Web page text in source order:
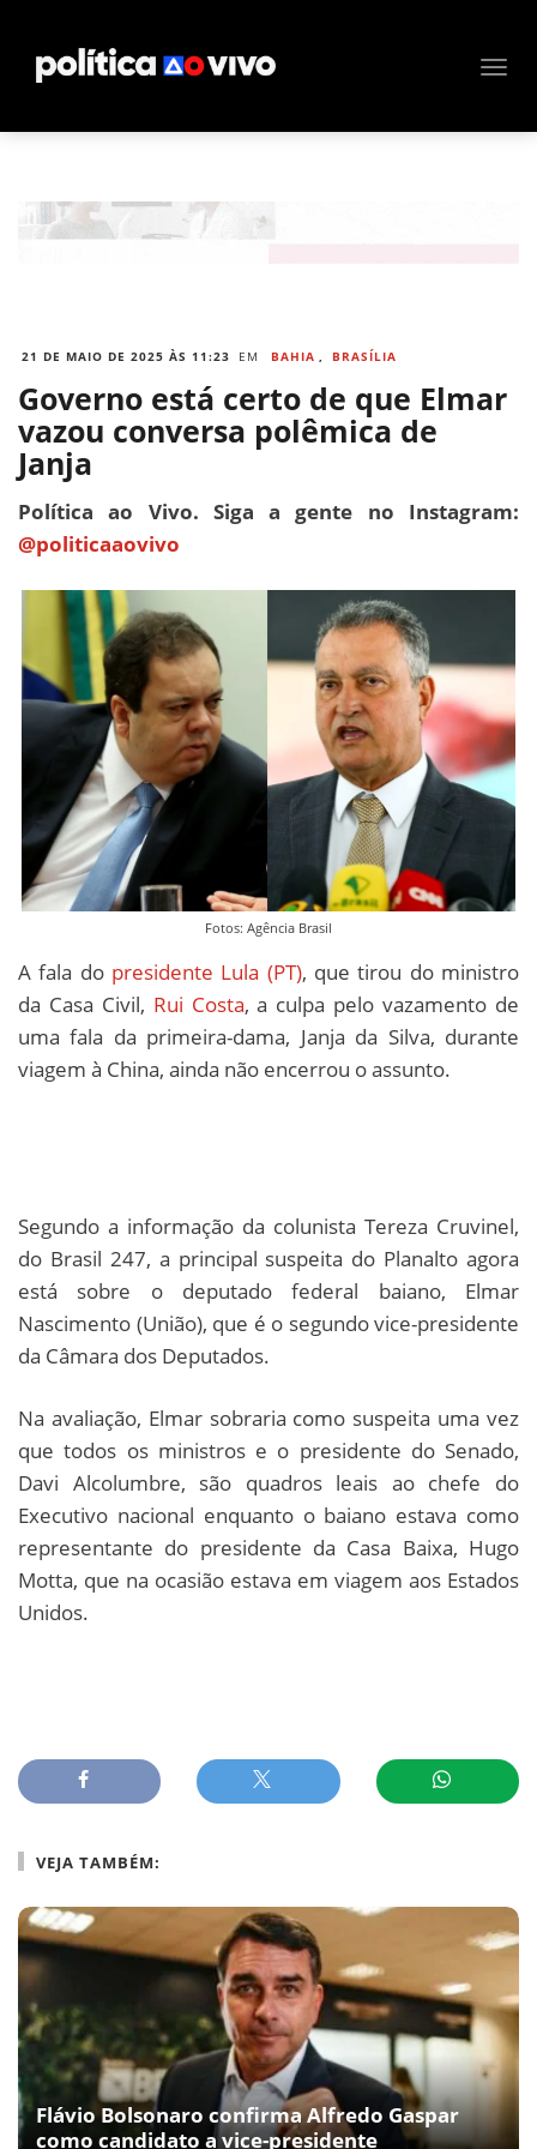
21 DE MAIO DE 2025 ÀS 11:23 EM BAHIA , BRASÍLIA
Governo está certo de que Elmar
vazou conversa polêmica de
Janja
Política ao Vivo. Siga a gente no Instagram:
@politicaaovivo
Fotos: Agência Brasil
A fala do presidente Lula (PT), que tirou do ministro
da Casa Civil, Rui Costa, a culpa pelo vazamento de
uma fala da primeira-dama, Janja da Silva, durante
viagem à China, ainda não encerrou o assunto.
Segundo a informação da colunista Tereza Cruvinel,
do Brasil 247, a principal suspeita do Planalto agora
está sobre o deputado federal baiano, Elmar
Nascimento (União), que é o segundo vice-presidente
da Câmara dos Deputados.
Na avaliação, Elmar sobraria como suspeita uma vez
que todos os ministros e o presidente do Senado,
Davi Alcolumbre, são quadros leais ao chefe do
Executivo nacional enquanto o baiano estava como
representante do presidente da Casa Baixa, Hugo
Motta, que na ocasião estava em viagem aos Estados
Unidos.
VEJA TAMBÉM:
Flávio Bolsonaro confirma Alfredo Gaspar
como candidato a vice-presidente